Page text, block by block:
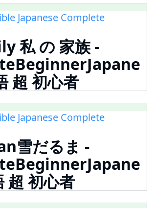
Japanese Complete
私 の 家族 -
超 初心者
Japanese Complete
雪だるま -
超 初心者